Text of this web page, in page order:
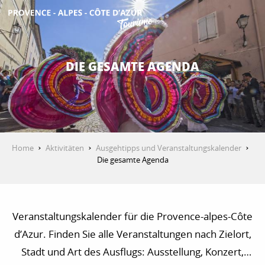
Aller
contenu
principal
ENTDECKEN
AKTIVITÄTEN
AUFENTHALT
DIE GESAMTE AGENDA
Home Aktivitäten
Ausgehtipps und Veranstaltungskalender
Die gesamte Agenda
Veranstaltungskalender für die Provence-alpes-Côte
d’Azur. Finden Sie alle Veranstaltungen nach Zielort,
Stadt und Art des Ausflugs: Ausstellung, Konzert,